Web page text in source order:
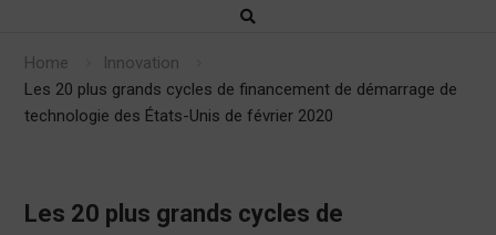
Home
Innovation
Les 20 plus grands cycles de financement de démarrage de
technologie des États-Unis de février 2020
Les 20 plus grands cycles de